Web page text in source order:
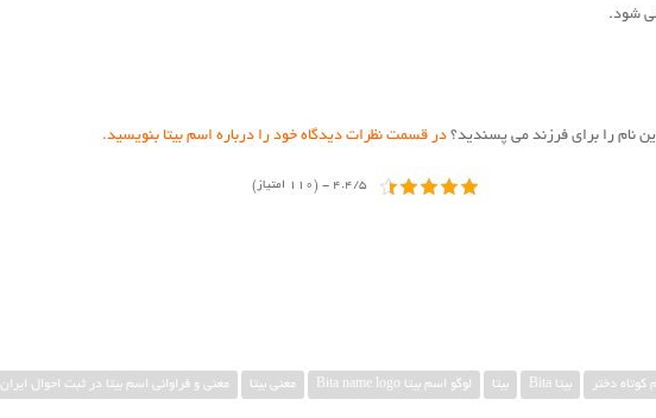
نام را برای فرزند می پسندید؟ در قسمت نظرات دیدگاه خود را درباره اسم بیتا بنویسید.
4.4/5 - (110 امتیاز)
کوتاه دختر بيتا Bita بیتا لوگو اسم بیتا Bita name logo معني بيتا معنی و فراوانی اسم بیتا در ثبت احوال ایران